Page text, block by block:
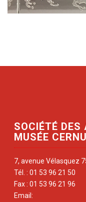
SOCIÉTÉ DES
MUSÉE
7, avenue Vélasquez
Tél. : 01 53 96 21 50
Fax : 01 53 96 21 96
Email: